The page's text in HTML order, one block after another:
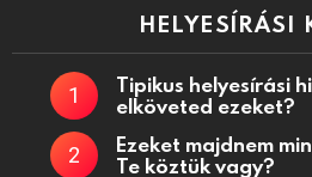
HELYESÍRÁSI
Tipikus helyesírási
elköveted ezeket?
Ezeket majdnem
Te köztük vagy?